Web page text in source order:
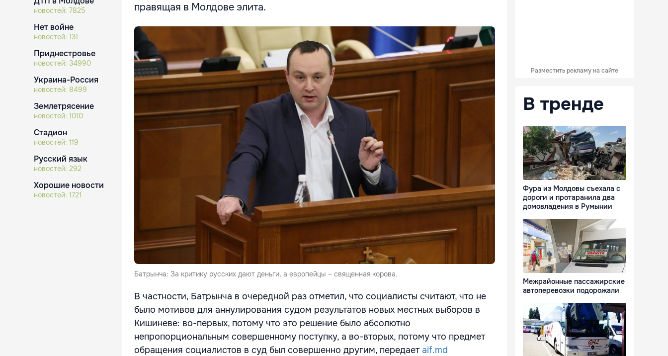
новостей: 7825
Нет войне
новостей: 131
Приднестровье
новостей: 34990
Украина-Россия
новостей: 8499
Землетрясение
новостей: 1010
Стадион
новостей: 119
Русский язык
новостей: 292
Хорошие новости
новостей: 1721
правящая в Молдове элита.
Батрынча: За критику русских дают деньги, а европейцы – священная корова.
В частности, Батрынча в очередной раз отметил, что социалисты считают, что не
было мотивов для аннулирования судом результатов новых местных выборов в
Кишиневе: во-первых, потому что это решение было абсолютно
непропорциональным совершенному поступку, а во-вторых, потому что предмет
обращения социалистов в суд был совершенно другим, передает aif.md
Разместить рекламу на сайте
В тренде
Фура из Молдовы съехала с
дороги и протаранила два
домовладения в Румынии
Межрайонные пассажирские
автоперевозки подорожали